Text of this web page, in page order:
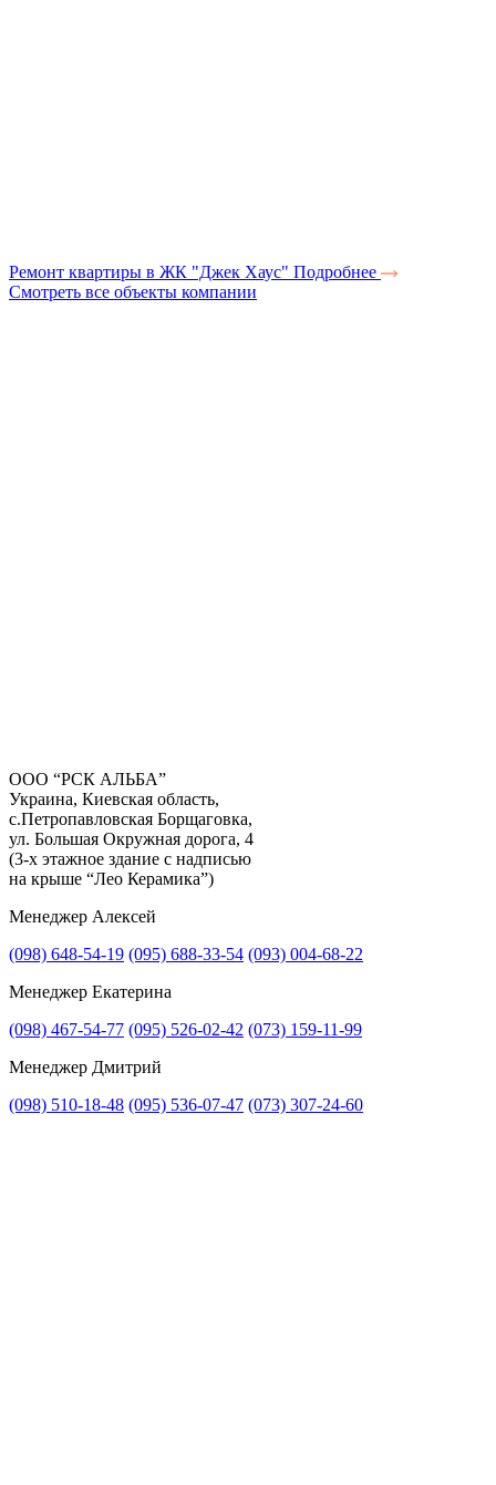
Ремонт квартиры в ЖК "Джек Хаус" Подробнее
Смотреть все объекты компании
Получить консультацию
ООО “РСК АЛЬБА”
Украина, Киевская область,
с.Петропавловская Борщаговка,
ул. Большая Окружная дорога, 4
(3-х этажное здание с надписью
на крыше “Лео Керамика”)
Менеджер Алексей
(098) 648-54-19 (095) 688-33-54 (093) 004-68-22
Менеджер Екатерина
(098) 467-54-77 (095) 526-02-42 (073) 159-11-99
Менеджер Дмитрий
(098) 510-18-48 (095) 536-07-47 (073) 307-24-60